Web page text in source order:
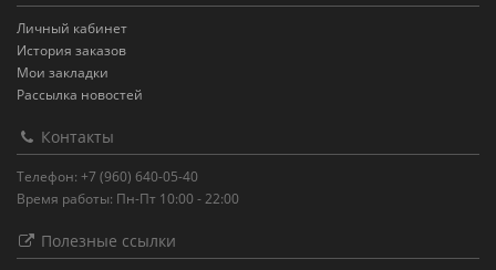
Личный кабинет
История заказов
Мои закладки
Рассылка новостей
Контакты
Телефон: +7 (960) 640-05-40
Время работы: Пн-Пт 10:00 - 22:00
Полезные ссылки